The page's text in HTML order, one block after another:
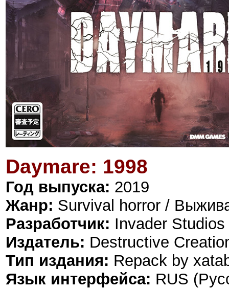
Daymare: 1998
Год выпуска: 2019
Жанр: Survival horror /
Разработчик: Invader Studios
Издатель: Destructive
Тип издания: Repack by
Язык интерфейса: RUS